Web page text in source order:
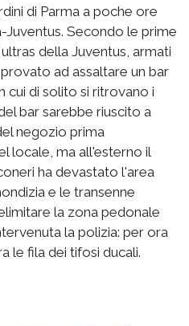
di Parma a poche ore
Juventus. Secondo le prime
della Juventus, armati
ad assaltare un bar
cui di solito si ritrovano i
bar sarebbe riuscito a
negozio prima
locale, ma all'esterno il
ha devastato l'area
e le transenne
la zona pedonale
la polizia: per ora
le fila dei tifosi ducali.